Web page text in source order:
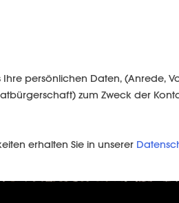
persönlichen Daten, (Anrede,
zum Zweck der
erhalten Sie in unserer